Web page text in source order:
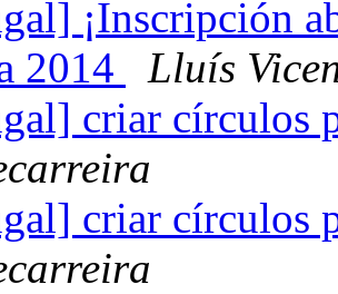
¡Inscripción
2014
Lluís
criar círculos
criar círculos